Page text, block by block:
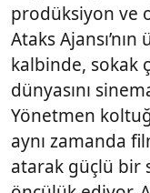
prodüksiyon ve
Ataks
kalbinde, sokak
dünyasını
Yönetmen
aynı zamanda
atarak güçlü bir